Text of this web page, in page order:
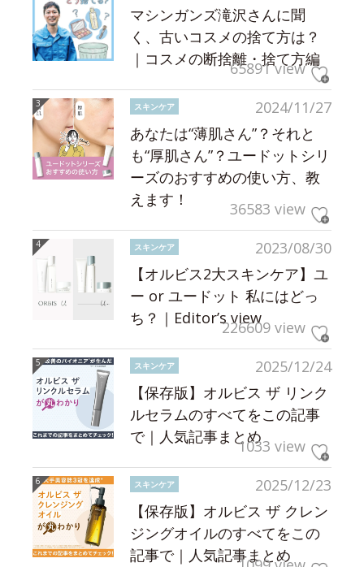
マシンガンズ滝沢さんに聞
く、古いコスメの捨て方は？
｜コスメの断捨離・捨て方編
65891 view
2024/11/27
スキンケア
あなたは“薄肌さん”？それと
も“厚肌さん”？ユードットシリ
ーズのおすすめの使い方、教
えます！
36583 view
2023/08/30
スキンケア
【オルビス2大スキンケア】ユ
ー or ユードット 私にはどっ
ち？｜Editor’s view226609 view
2025/12/24
スキンケア
【保存版】オルビス ザ リンク
ルセラムのすべてをこの記事
で｜人気記事まとめ1033 view
2025/12/23
スキンケア
【保存版】オルビス ザ クレン
ジングオイルのすべてをこの
記事で｜人気記事まとめ